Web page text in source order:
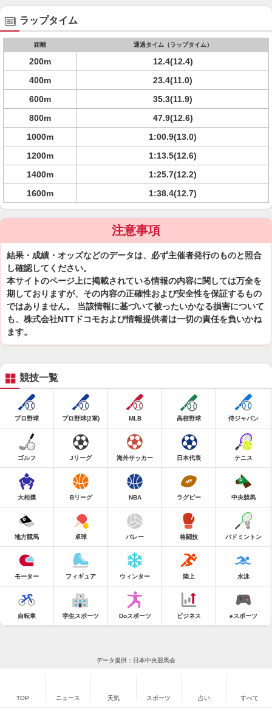
ラップタイム
距離 通過タイム（ラップタイム）
200m
12.4(12.4)
400m
23.4(11.0)
600m
35.3(11.9)
800m
47.9(12.6)
1000m
1:00.9(13.0)
1200m
1:13.5(12.6)
1400m
1:25.7(12.2)
1600m
1:38.4(12.7)
注意事項
結果・成績・オッズなどのデータは、必ず主催者発行のものと照合
し確認してください。
本サイトのページ上に掲載されている情報の内容に関しては万全を
期しておりますが、その内容の正確性および安全性を保証するもの
ではありません。 当該情報に基づいて被ったいかなる損害について
も、株式会社NTTドコモおよび情報提供者は一切の責任を負いかね
ます。
競技一覧
プロ野球 プロ野球(2軍) MLB 高校野球 侍ジャパン
ゴルフ Jリーグ 海外サッカー 日本代表 テニス
大相撲 Bリーグ NBA ラグビー 中央競馬
地方競馬 卓球 バレー 格闘技 バドミントン
モーター フィギュア ウィンター 陸上 水泳
自転車 学生スポーツ Doスポーツ ビジネス eスポーツ
データ提供：日本中央競馬会
TOP ニュース 天気 スポーツ 占い すべて